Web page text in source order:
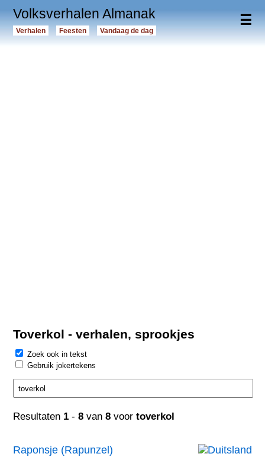
☰
Volksverhalen Almanak
Verhalen Feesten Vandaag de dag
Toverkol - verhalen, sprookjes
Zoek ook in tekst
Gebruik jokertekens
Resultaten 1 -8 van8 voortoverkol
Raponsje (Rapunzel)